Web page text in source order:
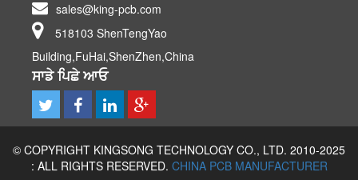
sales@king-pcb.com
518103 ShenTengYao
Building,FuHai,ShenZhen,China
ਸਾਡੇ ਪਿਛੇ ਆਓ
© COPYRIGHT KINGSONG TECHNOLOGY CO., LTD. 2010-2025
: ALL RIGHTS RESERVED. CHINA PCB MANUFACTURER